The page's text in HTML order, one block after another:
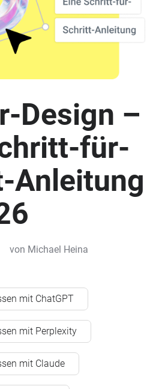
Design –
für-
Anleitung
von Michael Heina
mit ChatGPT
mit Perplexity
mit Claude